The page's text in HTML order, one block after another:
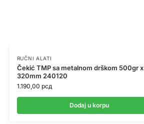
RUČNI ALATI
Čekić TMP sa metalnom drškom 500gr x
320mm 240120
1.190,00 рсд
Dodaj u korpu